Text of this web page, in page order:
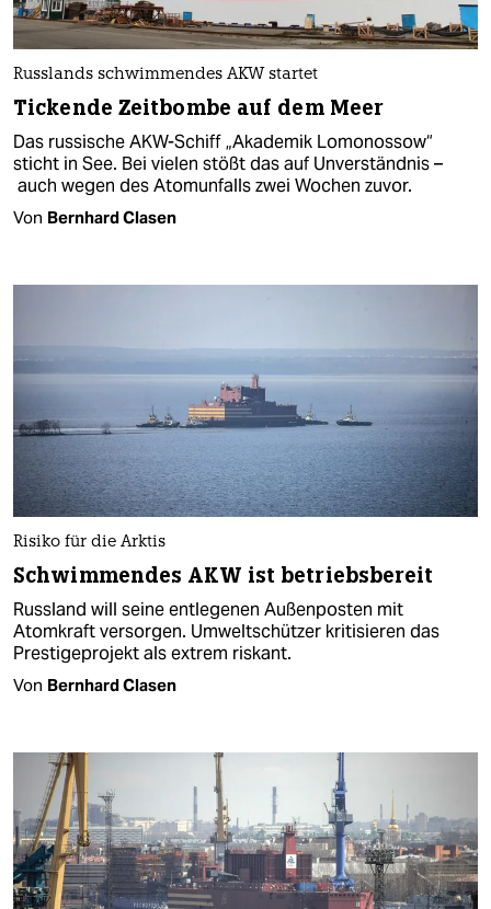
Russlands schwimmendes AKW startet
Tickende Zeitbombe auf dem Meer
Das russische AKW-Schiff „Akademik Lomonossow“
sticht in See. Bei vielen stößt das auf Unverständnis –
auch wegen des Atomunfalls zwei Wochen zuvor.
Von Bernhard Clasen
Risiko für die Arktis
Schwimmendes AKW ist betriebsbereit
Russland will seine entlegenen Außenposten mit
Atomkraft versorgen. Umweltschützer kritisieren das
Prestigeprojekt als extrem riskant.
Von Bernhard Clasen